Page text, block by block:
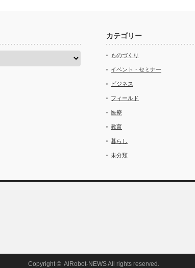
カテゴリー
ものづくり
イベント・セミナー
ビジネス
フィールド
医療
教育
暮らし
未分類
Copyright © AIRobot-NEWSAll rights reserved.